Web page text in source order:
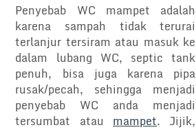
Penyebab WC mampet adalah
karena sampah tidak terurai
terlanjur tersiram atau masuk ke
dalam lubang WC, septic tank
penuh, bisa juga karena pipa
rusak/pecah, sehingga menjadi
penyebab WC anda menjadi
tersumbat atau mampet. Jijik,